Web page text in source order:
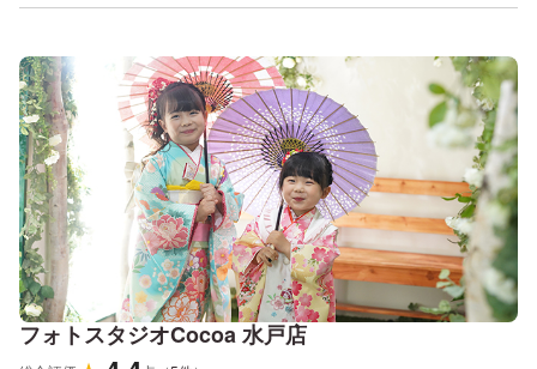
フォトスタジオCocoa 水戸店